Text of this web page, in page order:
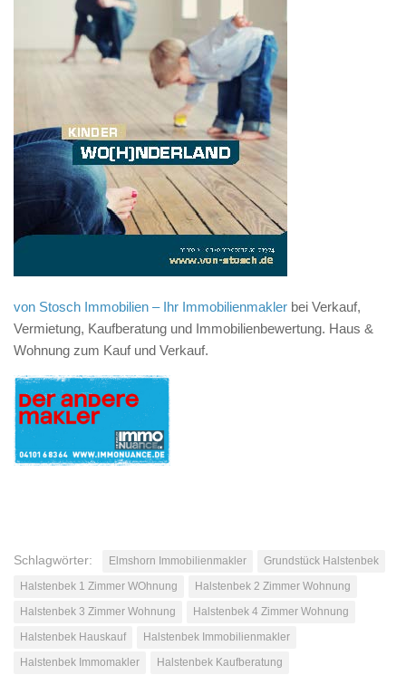
von Stosch Immobilien – Ihr Immobilienmakler bei Verkauf,
Vermietung, Kaufberatung und Immobilienbewertung. Haus &
Wohnung zum Kauf und Verkauf.
Schlagwörter: Elmshorn Immobilienmakler
Grundstück Halstenbek
Halstenbek 1 Zimmer WOhnung
Halstenbek 2 Zimmer Wohnung
Halstenbek 3 Zimmer Wohnung
Halstenbek 4 Zimmer Wohnung
Halstenbek Hauskauf
Halstenbek Immobilienmakler
Halstenbek Immomakler
Halstenbek Kaufberatung